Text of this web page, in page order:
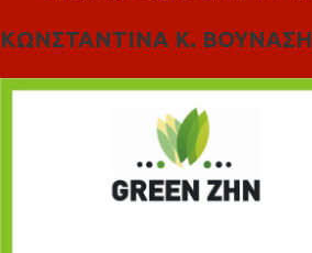
ΚΩΝΣΤΑΝΤΙΝΑ Κ. ΒΟΥΝΑΣΗ